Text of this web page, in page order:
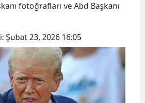
fotoğrafları ve Abd Başkanı
Şubat 23, 2026 16:05